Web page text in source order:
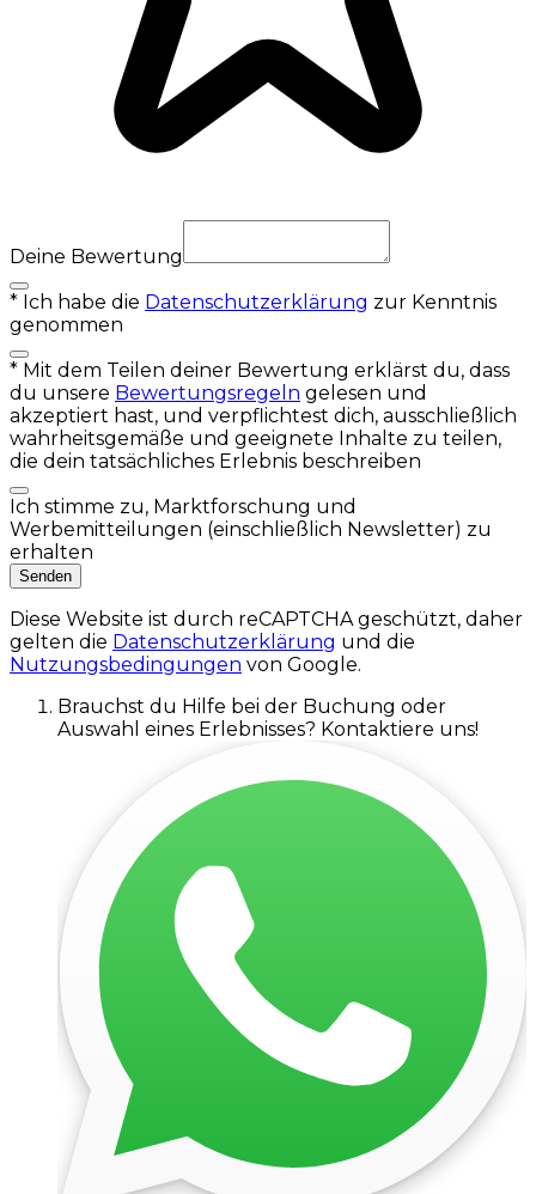
Deine Bewertung
* Ich habe die Datenschutzerklärung zur Kenntnis
genommen
* Mit dem Teilen deiner Bewertung erklärst du, dass
du unsere Bewertungsregeln gelesen und
akzeptiert hast, und verpflichtest dich, ausschließlich
wahrheitsgemäße und geeignete Inhalte zu teilen,
die dein tatsächliches Erlebnis beschreiben
Ich stimme zu, Marktforschung und
Werbemitteilungen (einschließlich Newsletter) zu
erhalten
Senden
Diese Website ist durch reCAPTCHA geschützt, daher
gelten die Datenschutzerklärung und die
Nutzungsbedingungen von Google.
Brauchst du Hilfe bei der Buchung oder
Auswahl eines Erlebnisses? Kontaktiere uns!